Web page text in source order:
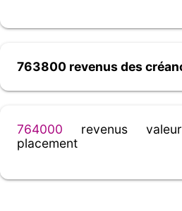
763800 revenus des
764000 revenus
placement